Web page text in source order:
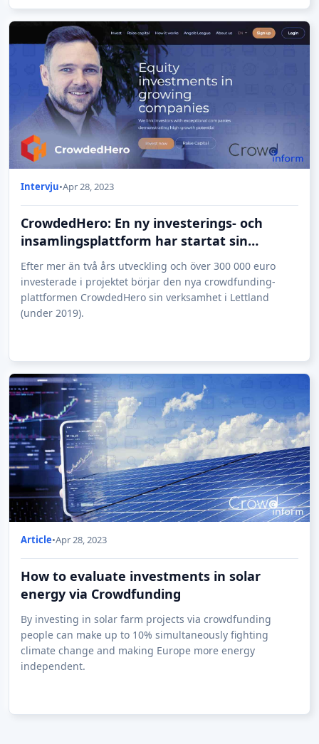
Intervju•Apr 28, 2023
CrowdedHero: En ny investerings- och
insamlingsplattform har startat sin
verksamhet i Lettland
Efter mer än två års utveckling och över 300 000 euro
investerade i projektet börjar den nya crowdfunding-
plattformen CrowdedHero sin verksamhet i Lettland
(under 2019).
Article•Apr 28, 2023
How to evaluate investments in solar
energy via Crowdfunding
By investing in solar farm projects via crowdfunding
people can make up to 10% simultaneously fighting
climate change and making Europe more energy
independent.